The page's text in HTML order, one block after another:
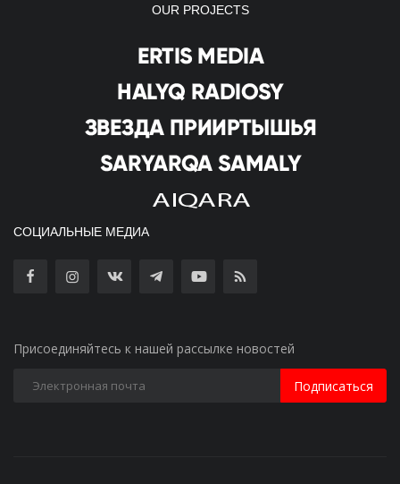
OUR PROJECTS
СОЦИАЛЬНЫЕ МЕДИА
Присоединяйтесь к нашей рассылке новостей
Подписаться